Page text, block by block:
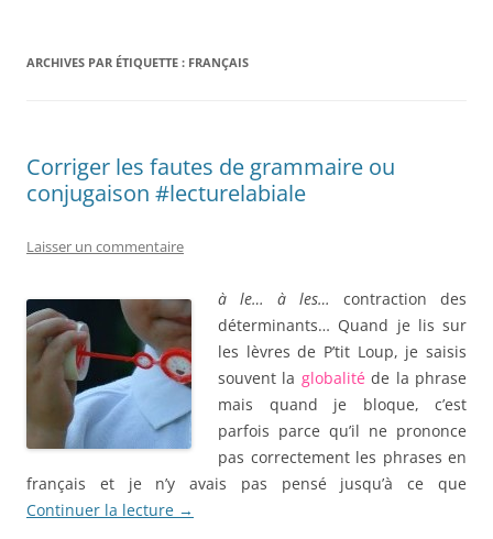
ARCHIVES PAR ÉTIQUETTE : FRANÇAIS
Corriger les fautes de grammaire ou
conjugaison #lecturelabiale
Laisser un commentaire
à le… à les… contraction des
déterminants… Quand je lis sur
les lèvres de P’tit Loup, je saisis
souvent la globalité de la phrase
mais quand je bloque, c’est
parfois parce qu’il ne prononce
pas correctement les phrases en
français et je n’y avais pas pensé jusqu’à ce que
Continuer la lecture →